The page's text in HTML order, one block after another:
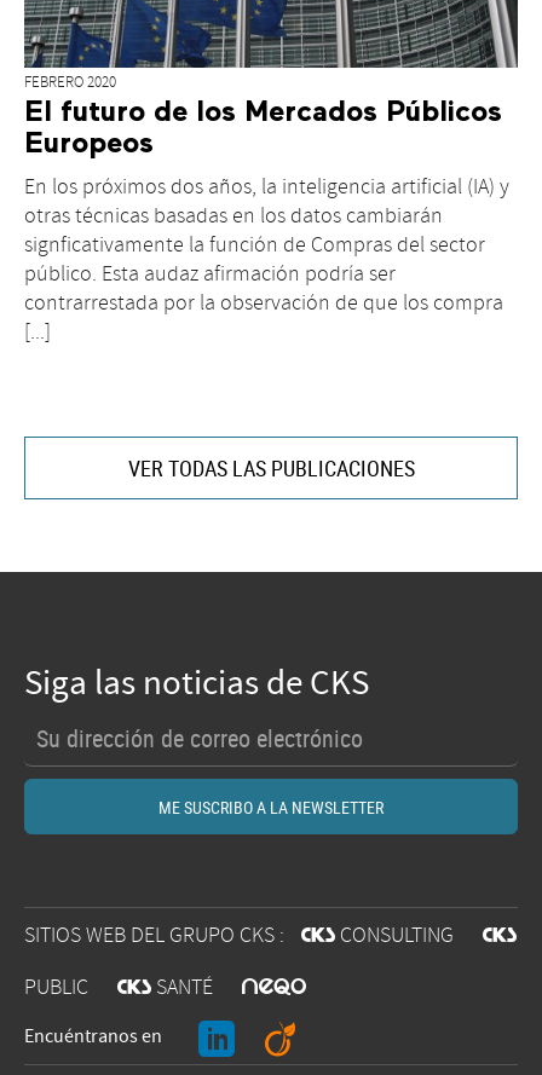
FEBRERO 2020
El futuro de los Mercados Públicos
Europeos
En los próximos dos años, la inteligencia artificial (IA) y
otras técnicas basadas en los datos cambiarán
signficativamente la función de Compras del sector
público. Esta audaz afirmación podría ser
contrarrestada por la observación de que los compra
[...]
VER TODAS LAS PUBLICACIONES
Siga las noticias de CKS
SITIOS WEB DEL GRUPO CKS : @ CONSULTING @
PUBLIC @ SANTÉ O
Encuéntranos en J A